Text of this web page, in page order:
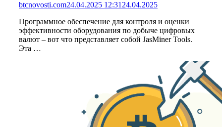
btcnovosti.com24.04.2025 12:31 24.04.2025
Программное обеспечение для контроля и оценки
эффективности оборудования по добыче цифровых
валют – вот что представляет собой JasMiner Tools.
Эта …